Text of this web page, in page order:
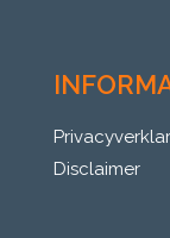
Disclaimer